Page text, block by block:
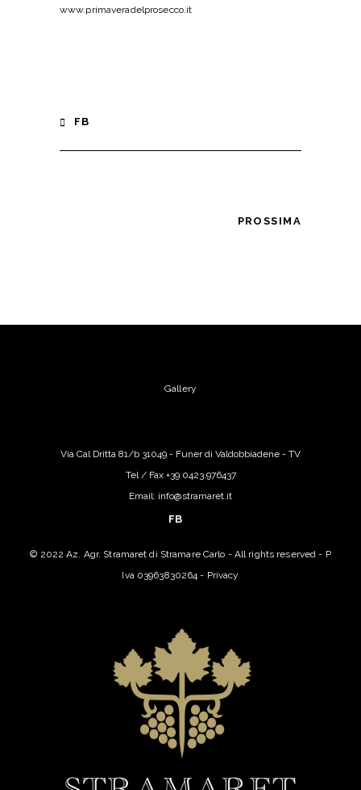
www.primaveradelprosecco.it
FB
PROSSIMA
Gallery
Via Cal Dritta 81/b 31049 - Funer di Valdobbiadene - TV
Tel / Fax +39 0423.976437
Email: info@stramaret.it
FB
© 2022 Az. Agr. Stramaret di Stramare Carlo - All rights reserved - P
Iva 03963830264 - Privacy